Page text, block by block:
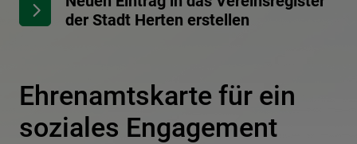
der Stadt Herten erstellen
Ehrenamtskarte für ein
soziales Engagement